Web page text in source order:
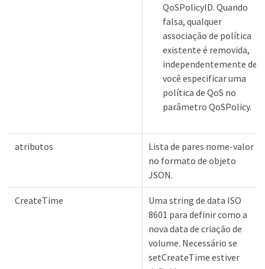
QoSPolicyID. Quando
falsa, qualquer
associação de política
existente é removida,
independentemente de
você especificar uma
política de QoS no
parâmetro QoSPolicy.
atributos
Lista de pares nome-valor
no formato de objeto
JSON.
CreateTime
Uma string de data ISO
8601 para definir como a
nova data de criação de
volume. Necessário se
setCreateTime estiver